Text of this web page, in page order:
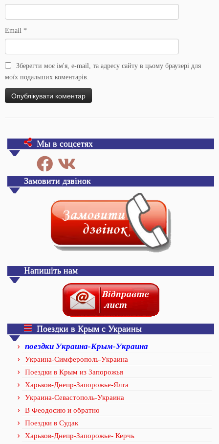
Email *
Зберегти моє ім'я, e-mail, та адресу сайту в цьому браузері для
моїх подальших коментарів.
Мы в соцсетях
Замовити дзвінок
Напишіть нам
Поездки в Крым с Украины
поездки Украина-Крым-Украина
Украина-Симферополь-Украина
Поездки в Крым из Запорожья
Харьков-Днепр-Запорожье-Ялта
Украина-Севастополь-Украина
В Феодосию и обратно
Поездки в Судак
Харьков-Днепр-Запорожье- Керчь